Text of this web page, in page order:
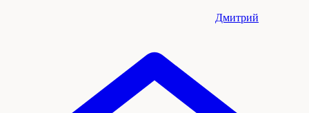
Дмитрий